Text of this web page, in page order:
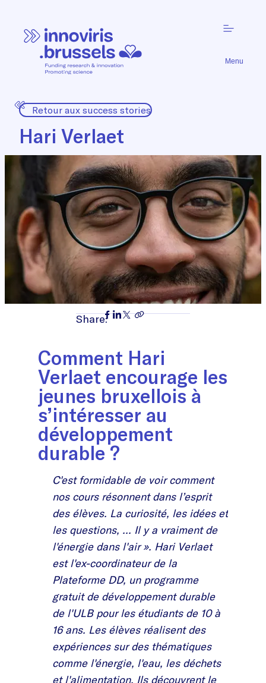
Menu
Retour aux success stories
Hari Verlaet
Share:
Comment Hari
Verlaet encourage les
jeunes bruxellois à
s’intéresser au
développement
durable ?
C'est formidable de voir comment
nos cours résonnent dans l’esprit
des élèves. La curiosité, les idées et
les questions, ... Il y a vraiment de
l'énergie dans l'air». Hari Verlaet
est l'ex-coordinateur de la
Plateforme DD, un programme
gratuit de développement durable
de l'ULB pour les étudiants de 10 à
16 ans. Les élèves réalisent des
expériences sur des thématiques
comme l'énergie, l'eau, les déchets
et l'alimentation. Ils découvrent le